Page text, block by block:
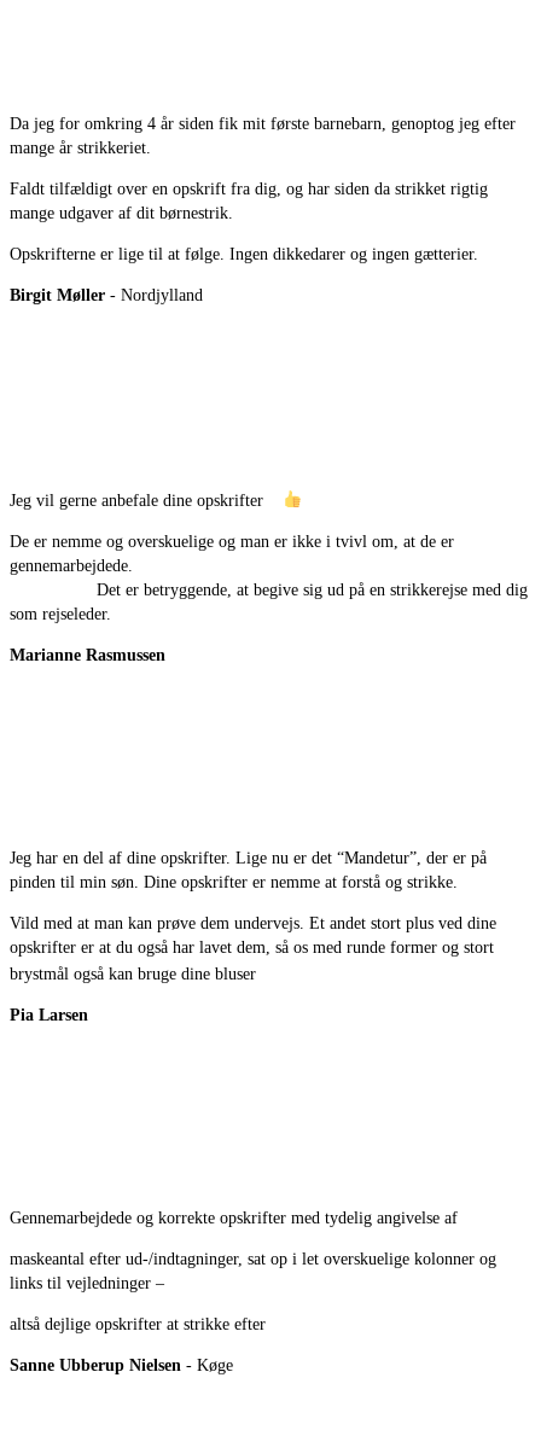
Da jeg for omkring 4 år siden fik mit første barnebarn, genoptog jeg efter
mange år strikkeriet.
Faldt tilfældigt over en opskrift fra dig, og har siden da strikket rigtig
mange udgaver af dit børnestrik.
Opskrifterne er lige til at følge. Ingen dikkedarer og ingen gætterier.
Birgit Møller - Nordjylland
Jeg vil gerne anbefale dine opskrifter
De er nemme og overskuelige og man er ikke i tvivl om, at de er
gennemarbejdede.
Det er betryggende, at begive sig ud på en strikkerejse med dig
som rejseleder.
Marianne Rasmussen
Jeg har en del af dine opskrifter. Lige nu er det “Mandetur”, der er på
pinden til min søn. Dine opskrifter er nemme at forstå og strikke.
Vild med at man kan prøve dem undervejs. Et andet stort plus ved dine
opskrifter er at du også har lavet dem, så os med runde former og stort
brystmål også kan bruge dine bluser
Pia Larsen
Gennemarbejdede og korrekte opskrifter med tydelig angivelse af
maskeantal efter ud-/indtagninger, sat op i let overskuelige kolonner og
links til vejledninger –
altså dejlige opskrifter at strikke efter
Sanne Ubberup Nielsen - Køge